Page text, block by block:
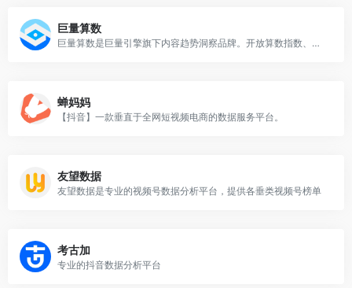
巨量算数
巨量算数是巨量引擎旗下内容趋势洞察品牌。开放算数指数、算数榜单等营销分析工具，满足企业、营销从业者、创作者等数据洞察需求
蝉妈妈
【抖音】一款垂直于全网短视频电商的数据服务平台。
友望数据
友望数据是专业的视频号数据分析平台，提供各垂类视频号榜单
考古加
专业的抖音数据分析平台